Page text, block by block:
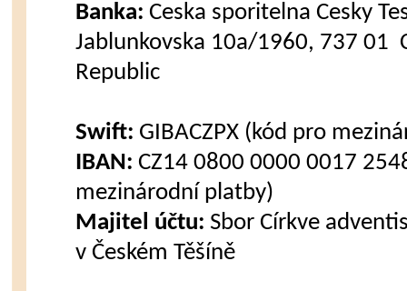
Banka: Ceska sporitelna Cesky
Jablunkovska 10a/1960, 737 01
Republic
Swift: GIBACZPX (kód pro
IBAN: CZ14 0800 0000 0017
mezinárodní platby)
Majitel účtu: Sbor Církve
v Českém Těšíně